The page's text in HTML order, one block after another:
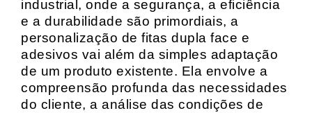
industrial, onde a segurança, a eficiência
e a durabilidade são primordiais, a
personalização de fitas dupla face e
adesivos vai além da simples adaptação
de um produto existente. Ela envolve a
compreensão profunda das necessidades
do cliente, a análise das condições de